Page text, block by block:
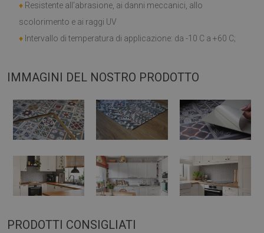
♦ Resistente all'abrasione, ai danni meccanici, allo
scolorimento e ai raggi UV
♦ Intervallo di temperatura di applicazione: da -10 C a +60 C;
IMMAGINI DEL NOSTRO PRODOTTO
PRODOTTI CONSIGLIATI